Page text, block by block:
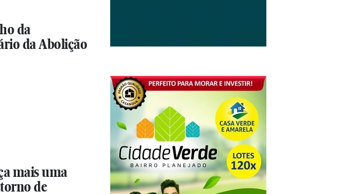
da
da Abolição
mais uma
de